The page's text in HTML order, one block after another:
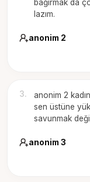
bağırmak da
lazım.
anonim 2
3.
anonim 2
sen üstüne
savunmak
anonim 3